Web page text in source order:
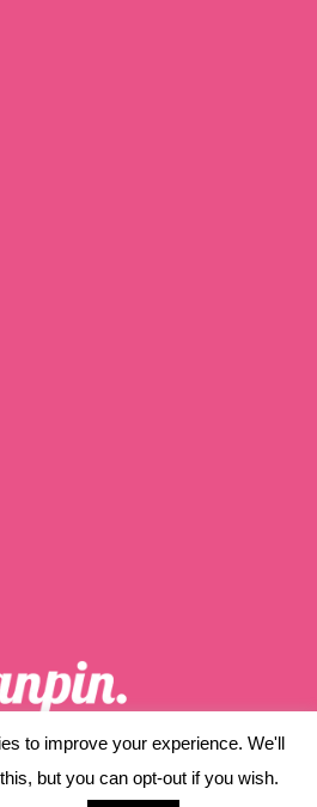
当サイトについて
サイトマップ
to improve your experience. We'll
but you can opt-out if you wish.